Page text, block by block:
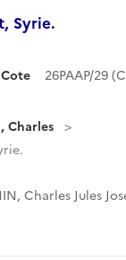
Syrie.
Cote
26PAAP/29
Charles
Charles Jules